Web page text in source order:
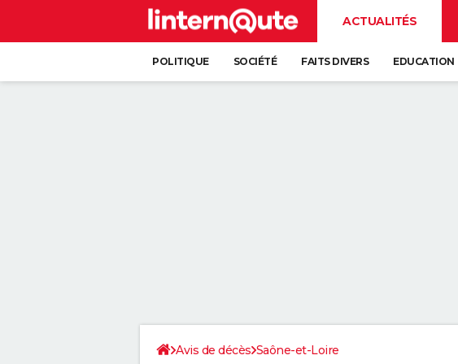
ACTUALITÉS
POLITIQUE SOCIÉTÉ FAITS DIVERS EDUCATION
Avis de décès Saône-et-Loire